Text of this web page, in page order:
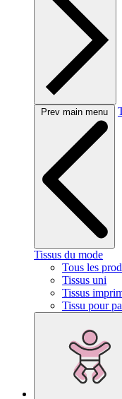
Prev main menu
Tissus du mode
Tous les
Tissus uni
Tissus
Tissu pour